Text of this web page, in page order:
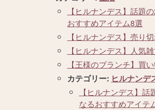
【ヒルナンデス】話題
おすすめアイテム8選
【ヒルナンデス】売り
【ヒルナンデス】人気
【王様のブランチ】買
カテゴリー: ヒルナンデ
【ヒルナンデス】
なるおすすめアイテ